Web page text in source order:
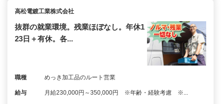
高松電鍍工業株式会社
抜群の就業環境。残業ほぼなし。年休1
23日＋有休。各...
職種 めっき加工品のルート営業
給与 月給230,000円～350,000円 ※年齢・経験考慮 ※...